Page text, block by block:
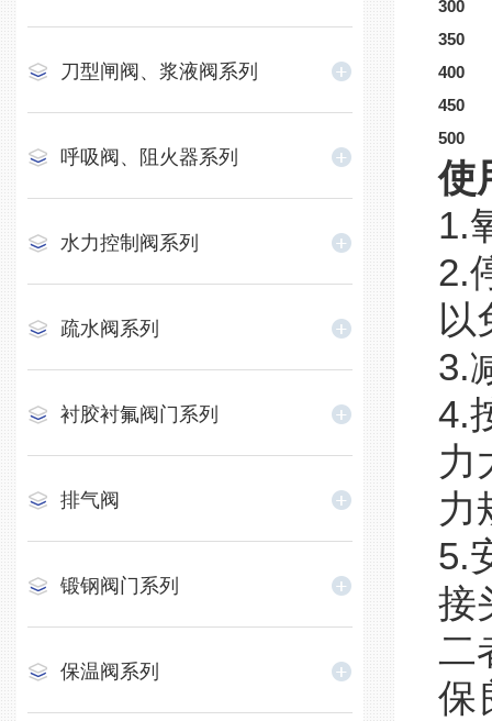
刀型闸阀、浆液阀系列
呼吸阀、阻火器系列
水力控制阀系列
疏水阀系列
衬胶衬氟阀门系列
排气阀
锻钢阀门系列
保温阀系列
300
350
400
450
500
使
1.
2.
以
3.
4.
力
力
5.
接
二
保